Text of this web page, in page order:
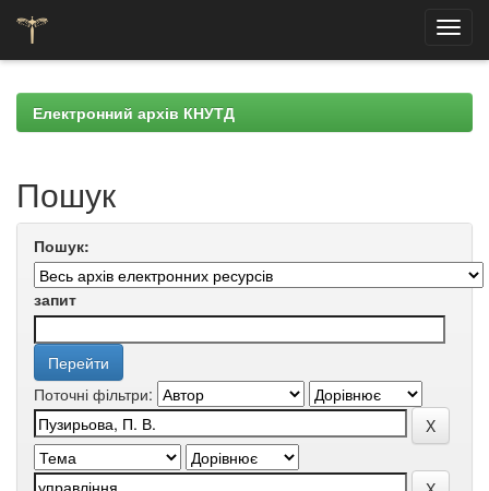
navigationЕлектронний архів КНУТД
Пошук
Пошук:
запит
Поточні фільтри: